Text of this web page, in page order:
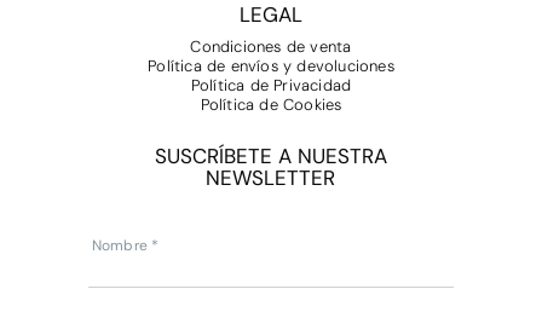
LEGAL
Condiciones de venta
Política de envíos y devoluciones
Política de Privacidad
Política de Cookies
SUSCRÍBETE A NUESTRA
NEWSLETTER
Nombre *